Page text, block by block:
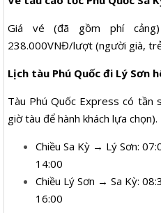
Giá vé (đã gồm phí
238.000VNĐ/lượt (người già,
Lịch tàu Phú Quốc đi Lý Sơn
Tàu Phú Quốc Express có tần
giờ tàu để hành khách lựa chọn).
Chiều Sa Kỳ → Lý Sơn:
14:00
Chiều Lý Sơn → Sa Kỳ:
16:00